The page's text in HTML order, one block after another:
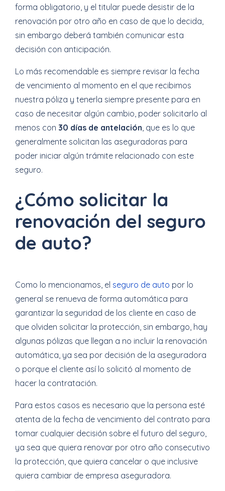
forma obligatorio, y el titular puede desistir de la
renovación por otro año en caso de que lo decida,
sin embargo deberá también comunicar esta
decisión con anticipación.
Lo más recomendable es siempre revisar la fecha
de vencimiento al momento en el que recibimos
nuestra póliza y tenerla siempre presente para en
caso de necesitar algún cambio, poder solicitarlo al
menos con 30 días de antelación, que es lo que
generalmente solicitan las aseguradoras para
poder iniciar algún trámite relacionado con este
seguro.
¿Cómo solicitar la
renovación del seguro
de auto?
Como lo mencionamos, el seguro de auto por lo
general se renueva de forma automática para
garantizar la seguridad de los cliente en caso de
que olviden solicitar la protección, sin embargo, hay
algunas pólizas que llegan a no incluir la renovación
automática, ya sea por decisión de la aseguradora
o porque el cliente así lo solicitó al momento de
hacer la contratación.
Para estos casos es necesario que la persona esté
atenta de la fecha de vencimiento del contrato para
tomar cualquier decisión sobre el futuro del seguro,
ya sea que quiera renovar por otro año consecutivo
la protección, que quiera cancelar o que inclusive
quiera cambiar de empresa aseguradora.